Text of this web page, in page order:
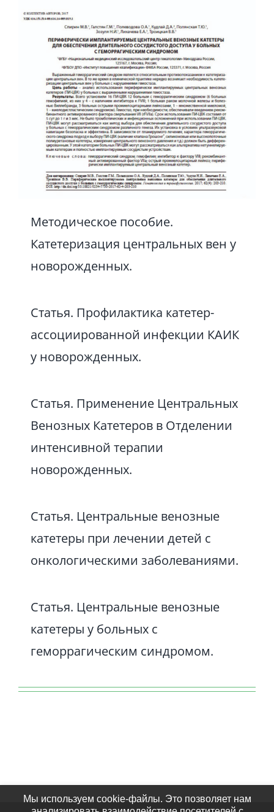
Методическое пособие.
Катетеризация центральных вен у
новорожденных.
Статья. Профилактика катетер-
ассоциированной инфекции КАИК
у новорожденных.
Статья. Применение Центральных
Венозных Катетеров в Отделении
интенсивной терапии
новорожденных.
Статья. Центральные венозные
катетеры при лечении детей с
онкологическими заболеваниями.
Статья. Центральные венозные
катетеры у больных с
геморрагическим синдромом.
Мы используем cookie-файлы. Это позволяет нам